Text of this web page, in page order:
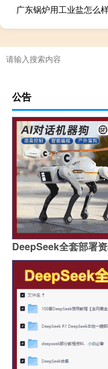
广东锅炉用工业盐怎么
公告
DeepSeek全套部署